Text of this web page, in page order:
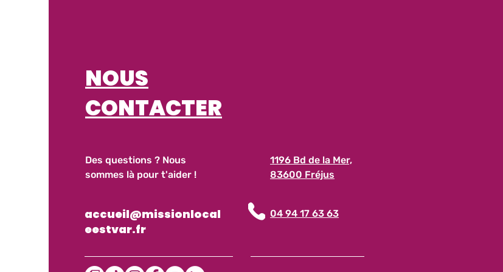
NOUS
CONTACTER
Des questions ? Nous
sommes là pour t'aider !
1196 Bd de la Mer,
83600 Fréjus
accueil@missionlocal
eestvar.fr
04 94 17 63 63